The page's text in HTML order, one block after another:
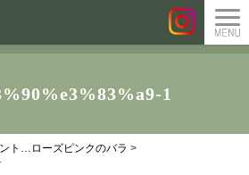
1
ト…ローズピンクのバラ >